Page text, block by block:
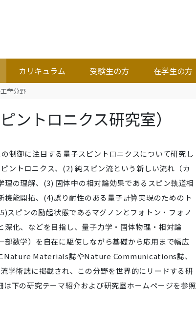
カリキュラム 受験生の方 在学生の方
学分野
ントロニクス研究室）
制御に注目する量子スピントロニクスについて研究し
ントロニクス、(2) 純スピン流という新しい流れ（カ
の理解、(3) 固体中の相対論効果であるスピン軌道相
能開拓、(4)誤り耐性のある量子計算実現のためのト
ピンの励起状態であるマグノンとフォトン・フォノ
化、などを目指し、量子力学・固体物理・相対論
部数学）を自在に駆使しながら基礎から応用まで幅広
Nature Materials誌やNature Communications誌、
術誌に掲載され、この分野を世界的にリードする研
下の研究テーマ紹介および研究室ホームページを参照